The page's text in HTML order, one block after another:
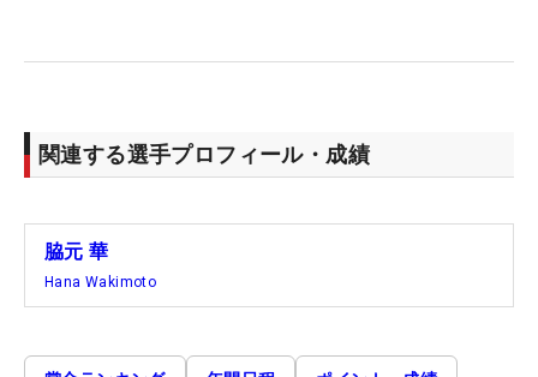
関連する選手プロフィール・成績
脇元 華
Hana Wakimoto